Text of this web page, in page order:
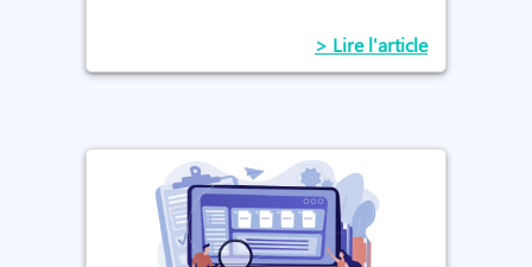
impacts sur les entreprises.> Lire l'article